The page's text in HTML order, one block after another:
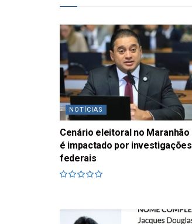
NOTÍCIAS
Cenário eleitoral no Maranhão
é impactado por investigações
federais